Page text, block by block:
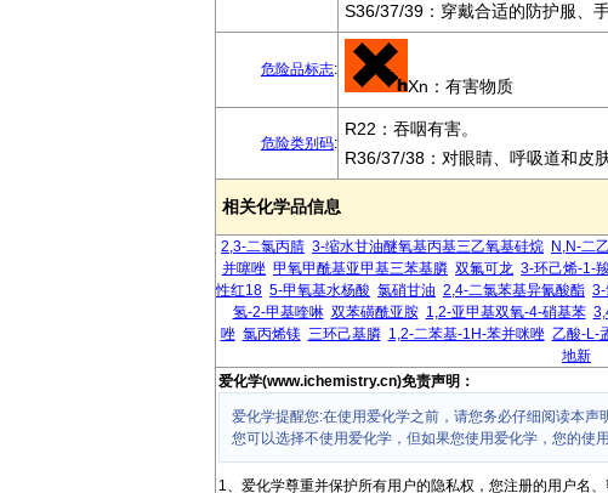
S36/37/39：穿戴合适的防护服、
危险品标志:
Xn：有害物质
危险类别码:
R22：吞咽有害。
R36/37/38：对眼睛、呼吸道和皮
相关化学品信息
2,3-二氯丙腈 3-缩水甘油醚氧基丙基三乙氧基硅烷 N,N-二
并噻唑 甲氧甲酰基亚甲基三苯基膦 双氟可龙 3-环己烯-1-
性红18 5-甲氧基水杨酸 氯硝甘油 2,4-二氯苯基异氰酸酯 3-
氢-2-甲基喹啉 双苯磺酰亚胺 1,2-亚甲基双氧-4-硝基苯
唑 氯丙烯镁 三环己基膦 1,2-二苯基-1H-苯并咪唑 乙酸-L-
地新
爱化学(www.ichemistry.cn)免责声明：
爱化学提醒您:在使用爱化学之前，请您务必仔细阅读本声
您可以选择不使用爱化学，但如果您使用爱化学，您的使
1、爱化学尊重并保护所有用户的隐私权，您注册的用户名